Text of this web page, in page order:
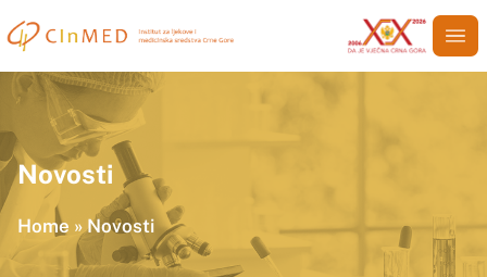
Novosti
Home »Novosti